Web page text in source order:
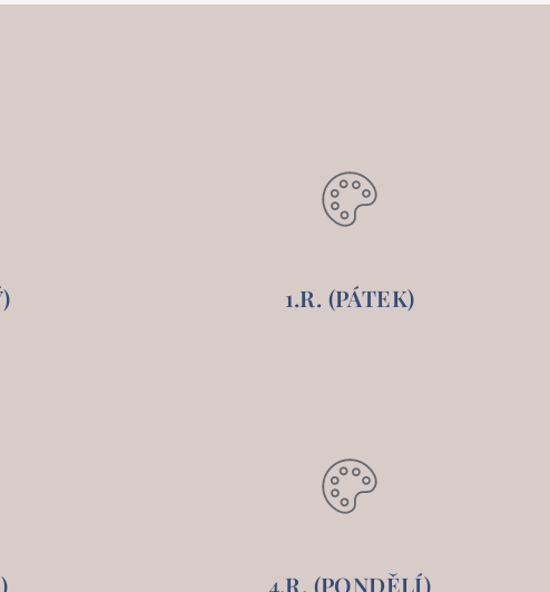
1.R. (PÁTEK)
4.R. (PONDĚLÍ)